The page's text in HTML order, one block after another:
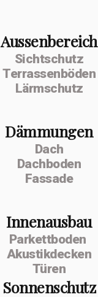
Aussenbereich
Sichtschutz
Terrassenböden
Lärmschutz
Dämmungen
Dach
Dachboden
Fassade
Innenausbau
Parkettboden
Akustikdecken
Türen
Sonnenschutz